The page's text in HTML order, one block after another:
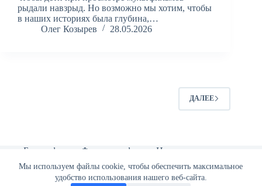
Мы используем файлы cookie, чтобы обеспечить максимальное
удобство использования нашего веб-сайта.
рыдали навзрыд. Но возможно мы хотим, чтобы
в наших историях была глубина,…
Олег Козырев
28.05.2026
ДАЛЕЕ
Биография Фильмография
Новости
Блог для сценаристов анимации